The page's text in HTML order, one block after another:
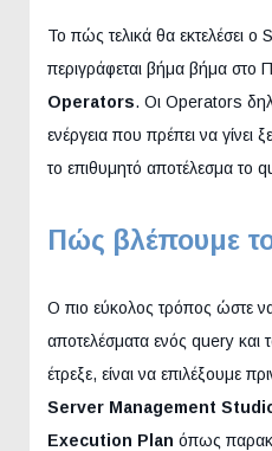
Το πώς τελικά θα εκτελέσει ο
περιγράφεται βήμα βήμα στο
Operators. Οι Operators
ενέργεια που πρέπει να γίνει
το επιθυμητό αποτέλεσμα το
Πώς βλέπουμε
Ο πιο εύκολος τρόπος ώστε
αποτελέσματα ενός query
έτρεξε, είναι να επιλέξουμε
Server Management
Execution Plan όπως